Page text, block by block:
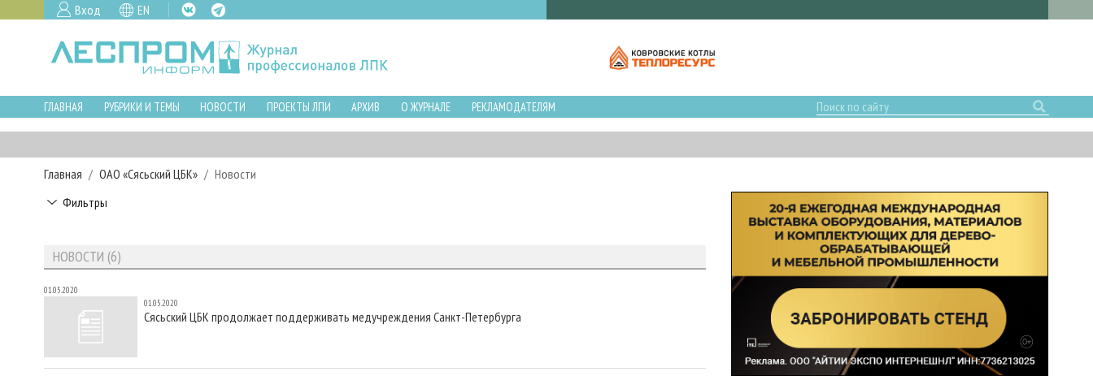
Вход EN
ГЛАВНАЯ РУБРИКИ И ТЕМЫ НОВОСТИ ПРОЕКТЫ ЛПИ АРХИВ О ЖУРНАЛЕ РЕКЛАМОДАТЕЛЯМ
Главная ОАО «Сясьский ЦБК»
Новости
Фильтры
НОВОСТИ (6)
01.05.2020
01.05.2020
Сясьский ЦБК продолжает поддерживать медучреждения Санкт-Петербурга